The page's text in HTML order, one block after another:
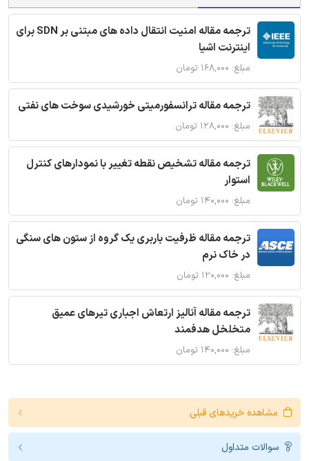
ترجمه مقاله امنیت انتقال داده های مبتنی بر SDN برای
اینترنت اشیا
مبلغ: ۱۶۸,۰۰۰ تومان
ترجمه مقاله ترانسفورمیتی خورشیدی سوخت های نفتی
مبلغ: ۱۲۸,۰۰۰ تومان
ترجمه مقاله تشخیص نقطه تغییر با نمودارهای کنترل
استوار
مبلغ: ۱۴۰,۰۰۰ تومان
ترجمه مقاله ظرفیت باربری یک گروه از ستون های سنگی
در خاک نرم
مبلغ: ۱۲۰,۰۰۰ تومان
ترجمه مقاله آنالیز ارتعاش اجباری تیرهای عمیق
متخلخل هدفمند
مبلغ: ۱۴۰,۰۰۰ تومان
مشاهده خریدهای قبلی
سوالات متداول